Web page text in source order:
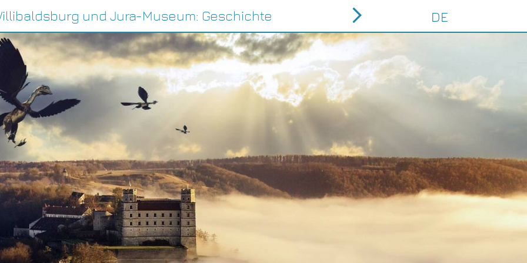
und Jura-Museum: Geschichte DE